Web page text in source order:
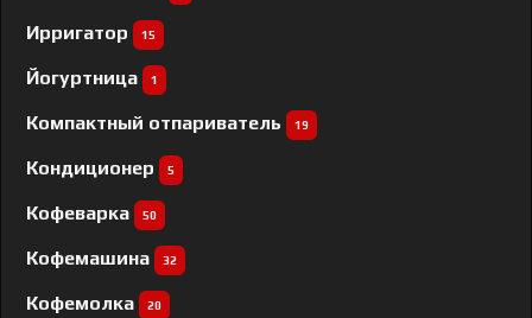
Ирригатор 15
Йогуртница 1
Компактный отпариватель 19
Кондиционер 5
Кофеварка 50
Кофемашина 32
Кофемолка 20